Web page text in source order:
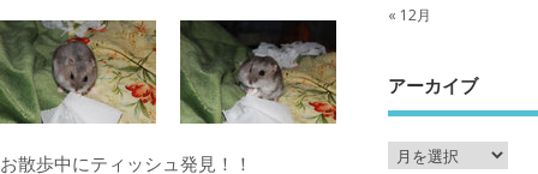
お散歩中にティッシュ発見！！
« 12月
アーカイブ